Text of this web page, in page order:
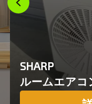
SHARP
ルームエアコ